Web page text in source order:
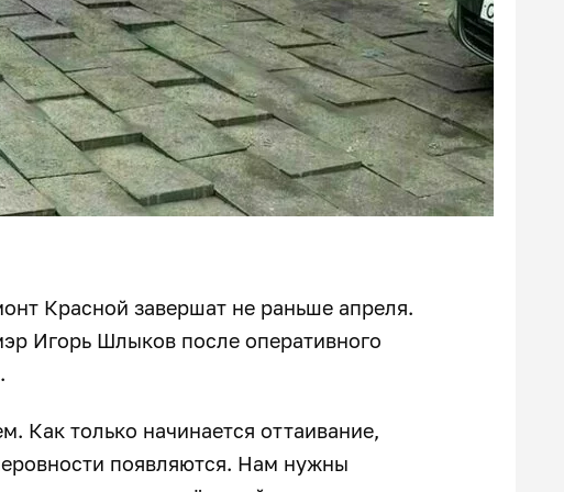
Красной завершат не раньше апреля.
Игорь Шлыков после оперативного
Как только начинается оттаивание,
появляются. Нам нужны